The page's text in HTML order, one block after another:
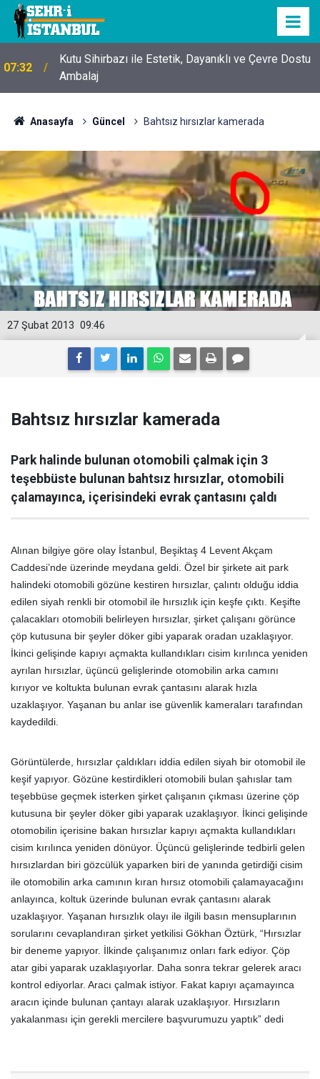
07:32
Kutu Sihirbazı ile Estetik, Dayanıklı ve Çevre Dostu
Ambalaj
Anasayfa Güncel Bahtsız hırsızlar kamerada
09:46
27 Şubat 2013
Bahtsız hırsızlar kamerada
Park halinde bulunan otomobili çalmak için 3
teşebbüste bulunan bahtsız hırsızlar, otomobili
çalamayınca, içerisindeki evrak çantasını çaldı
Alınan bilgiye göre olay İstanbul, Beşiktaş 4 Levent Akçam
Caddesi’nde üzerinde meydana geldi. Özel bir şirkete ait park
halindeki otomobili gözüne kestiren hırsızlar, çalıntı olduğu iddia
edilen siyah renkli bir otomobil ile hırsızlık için keşfe çıktı. Keşifte
çalacakları otomobili belirleyen hırsızlar, şirket çalışanı görünce
çöp kutusuna bir şeyler döker gibi yaparak oradan uzaklaşıyor.
İkinci gelişinde kapıyı açmakta kullandıkları cisim kırılınca yeniden
ayrılan hırsızlar, üçüncü gelişlerinde otomobilin arka camını
kırıyor ve koltukta bulunan evrak çantasını alarak hızla
uzaklaşıyor. Yaşanan bu anlar ise güvenlik kameraları tarafından
kaydedildi.
Görüntülerde, hırsızlar çaldıkları iddia edilen siyah bir otomobil ile
keşif yapıyor. Gözüne kestirdikleri otomobili bulan şahıslar tam
teşebbüse geçmek isterken şirket çalışanın çıkması üzerine çöp
kutusuna bir şeyler döker gibi yaparak uzaklaşıyor. İkinci gelişinde
otomobilin içerisine bakan hırsızlar kapıyı açmakta kullandıkları
cisim kırılınca yeniden dönüyor. Üçüncü gelişlerinde tedbirli gelen
hırsızlardan biri gözcülük yaparken biri de yanında getirdiği cisim
ile otomobilin arka camının kıran hırsız otomobili çalamayacağını
anlayınca, koltuk üzerinde bulunan evrak çantasını alarak
uzaklaşıyor. Yaşanan hırsızlık olayı ile ilgili basın mensuplarının
sorularını cevaplandıran şirket yetkilisi Gökhan Öztürk, “Hırsızlar
bir deneme yapıyor. İlkinde çalışanımız onları fark ediyor. Çöp
atar gibi yaparak uzaklaşıyorlar. Daha sonra tekrar gelerek aracı
kontrol ediyorlar. Aracı çalmak istiyor. Fakat kapıyı açamayınca
aracın içinde bulunan çantayı alarak uzaklaşıyor. Hırsızların
yakalanması için gerekli mercilere başvurumuzu yaptık” dedi